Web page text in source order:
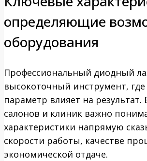
определяющие
оборудования
Профессиональный диодный
высокоточный инструмент,
параметр влияет на результат.
салонов и клиник важно
характеристики напрямую
скорости работы, качестве
экономической отдаче.